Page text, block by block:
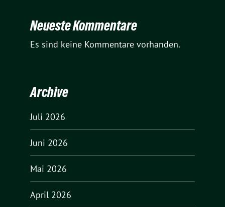
Neueste Kommentare
Es sind keine Kommentare vorhanden.
Archive
Juli 2026
Juni 2026
Mai 2026
April 2026